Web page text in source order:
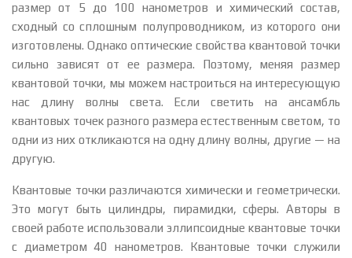
размер от 5 до 100 нанометров и химический состав,
сходный со сплошным полупроводником, из которого они
изготовлены. Однако оптические свойства квантовой точки
сильно зависят от ее размера. Поэтому, меняя размер
квантовой точки, мы можем настроиться на интересующую
нас длину волны света. Если светить на ансамбль
квантовых точек разного размера естественным светом, то
одни из них откликаются на одну длину волны, другие — на
другую.
Квантовые точки различаются химически и геометрически.
Это могут быть цилиндры, пирамидки, сферы. Авторы в
своей работе использовали эллипсоидные квантовые точки
с диаметром 40 нанометров. Квантовые точки служили